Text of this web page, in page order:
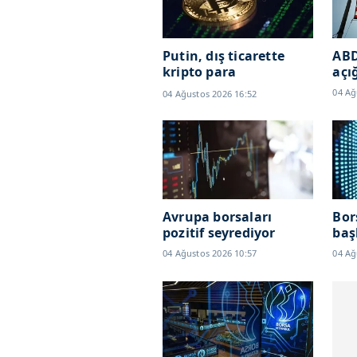
Putin, dış ticarette
kripto para
kullanımına izin verdi
04 Ağustos 2026 16:52 04
Avrupa borsaları
pozitif seyrediyor
04 Ağustos 2026 10:57 04